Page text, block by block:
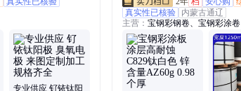
专业供应 钌铱钛阳
真实性已核验
内蒙古通辽
主营： 宝钢彩钢卷、宝钢彩涂
石宝钢彩钢板、马钢彩钢板、
彩钢板、高耐久性聚酯彩钢板
涂板、氟碳涂层彩钢板、氟碳
钢板、马钢氟碳彩钢板、马钢
背面自洁聚酯、宝钢黄石彩钢